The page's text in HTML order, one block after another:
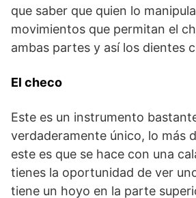
que saber que quien lo
movimientos que permitan el
ambas partes y así los dientes
El checo
Este es un instrumento
verdaderamente único, lo más
este es que se hace con una
tienes la oportunidad de ver
tiene un hoyo en la parte